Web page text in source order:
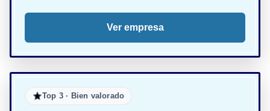
Ver empresa
Top 3 · Bien valorado